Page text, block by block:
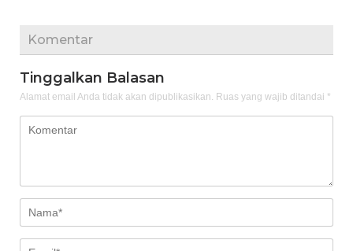
Komentar
Tinggalkan Balasan
Alamat email Anda tidak akan dipublikasikan. Ruas yang wajib ditandai *